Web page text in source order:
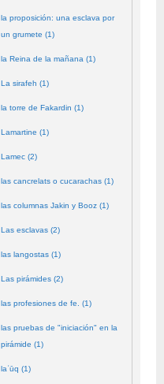
la proposición: una esclava por
un grumete (1)
la Reina de la mañana (1)
La sirafeh (1)
la torre de Fakardin (1)
Lamartine (1)
Lamec (2)
las cancrelats o cucarachas (1)
las columnas Jakin y Booz (1)
Las esclavas (2)
las langostas (1)
Las pirámides (2)
las profesiones de fe. (1)
las pruebas de "iniciación" en la
pirámide (1)
laʿūq (1)